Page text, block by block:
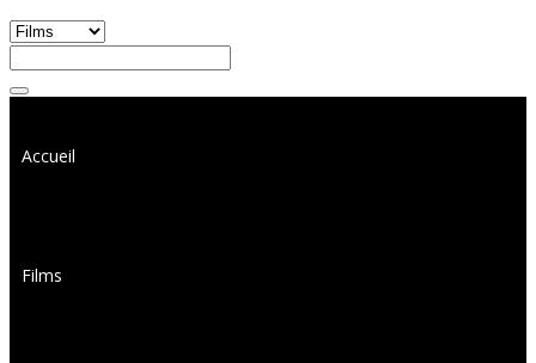
Accueil
Films